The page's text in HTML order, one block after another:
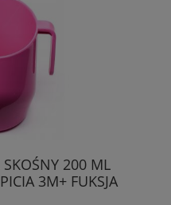
200 ML
3M+ FUKSJA